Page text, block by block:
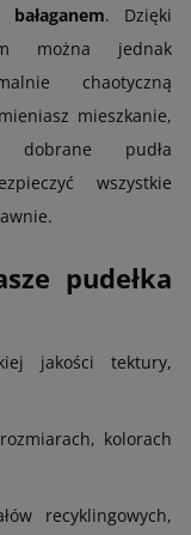
. Dzięki
można jednak
chaotyczną
mieszkanie,
pudła
wszystkie
pudełka
jakości tektury,
kolorach
recyklingowych,